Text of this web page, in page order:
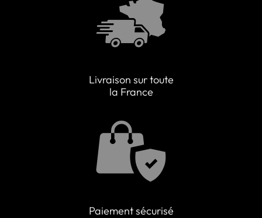
Livraison sur toute
la France
Paiement sécurisé